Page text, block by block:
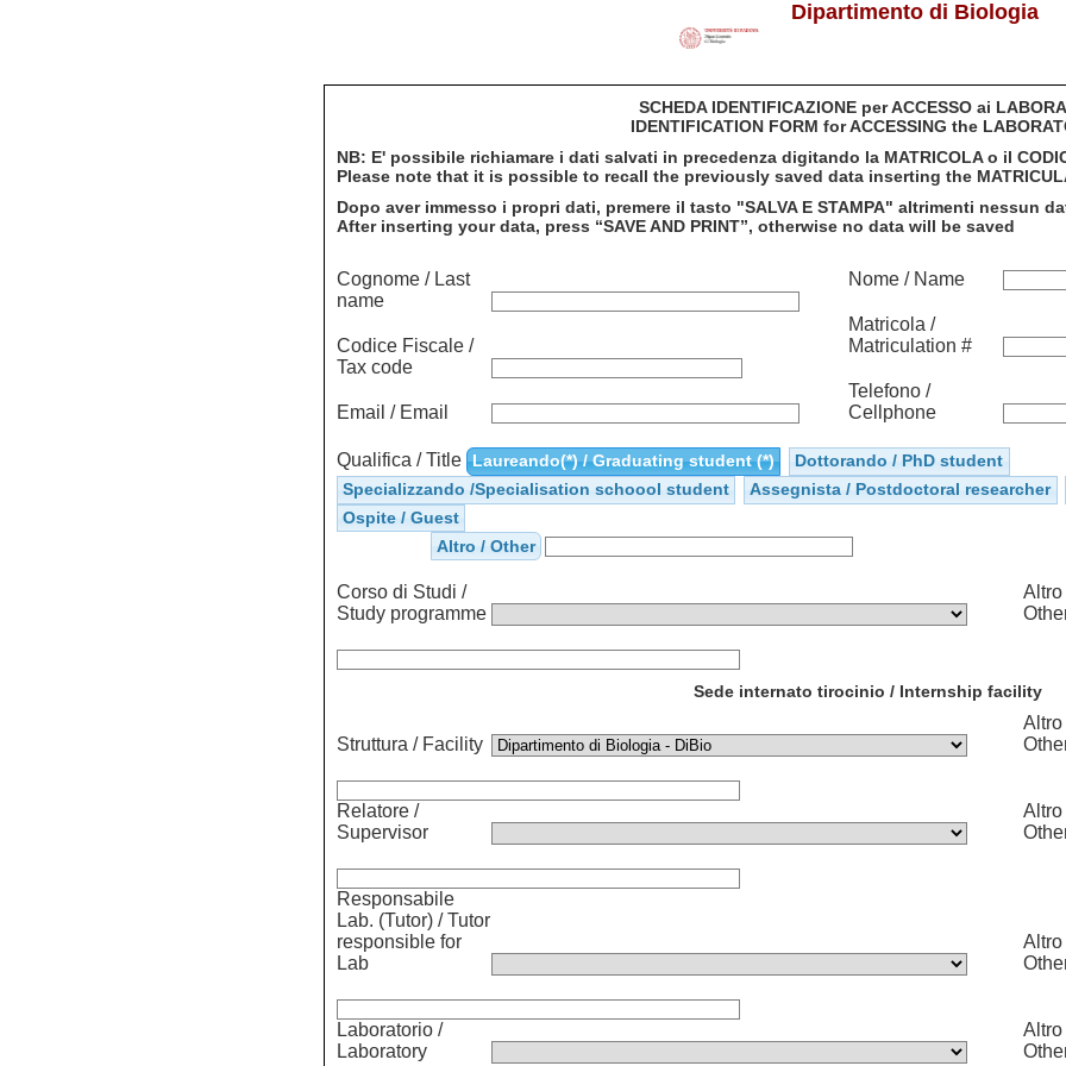
Dipartimento di Biologia
SCHEDA IDENTIFICAZIONE per ACCESSO ai
IDENTIFICATION FORM for ACCESSING the
NB: E' possibile richiamare i dati salvati in precedenza digitando la MATRICOLA o il
Please note that it is possible to recall the previously saved data inserting the
Dopo aver immesso i propri dati, premere il tasto "SALVA E STAMPA" altrimenti nessun
After inserting your data, press “SAVE AND PRINT”, otherwise no data will be saved
Cognome / Last
name
Nome / Name
Codice Fiscale /
Tax code
Matricola /
Matriculation #
Email / Email
Telefono /
Cellphone
Qualifica / Title Laureando(*) / Graduating student (*)
Dottorando / PhD student
Specializzando /Specialisation schoool student
Assegnista / Postdoctoral researcher
Ospite / Guest
Altro / Other
Corso di Studi /
Study programme
Altro
Sede internato tirocinio / Internship facility
Struttura / Facility
Altro
Relatore /
Supervisor
Altro
Responsabile
Lab. (Tutor) / Tutor
responsible for
Lab
Altro
Laboratorio /
Laboratory
Altro